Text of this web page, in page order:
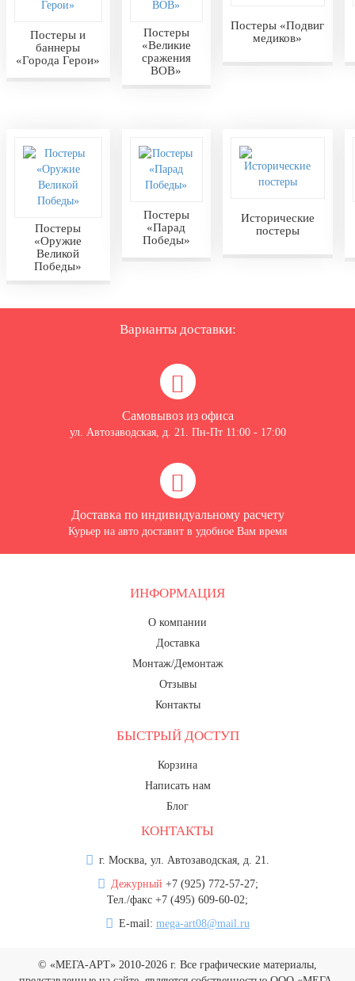
Постеры и
баннеры
«Города Герои»
Постеры
«Великие
сражения
ВОВ»
Постеры «Подвиг
медиков»
Постеры
«Оружие
Великой
Победы»
Постеры
«Парад
Победы»
Исторические
постеры
Варианты доставки:
Самовывоз из офиса
ул. Автозаводская, д. 21. Пн-Пт 11:00 - 17:00
Доставка по индивидуальному расчету
Курьер на авто доставит в удобное Вам время
ИНФОРМАЦИЯ
О компании
Доставка
Монтаж/Демонтаж
Отзывы
Контакты
БЫСТРЫЙ ДОСТУП
Корзина
Написать нам
Блог
КОНТАКТЫ
г. Москва, ул. Автозаводская, д. 21.
Дежурный +7 (925) 772-57-27;
Тел./факс +7 (495) 609-60-02;
E-mail: mega-art08@mail.ru
© «МЕГА-АРТ» 2010-2026 г. Все графические материалы,